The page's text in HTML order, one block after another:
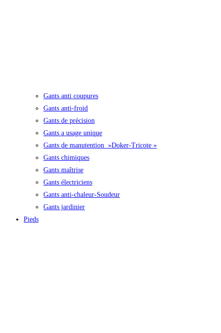
Gants anti coupures
Gants anti-froid
Gants de précision
Gants a usage unique
Gants de manutention »Doker-Tricote »
Gants chimiques
Gants maîtrise
Gants électriciens
Gants anti-chaleur-Soudeur
Gants jardinier
Pieds